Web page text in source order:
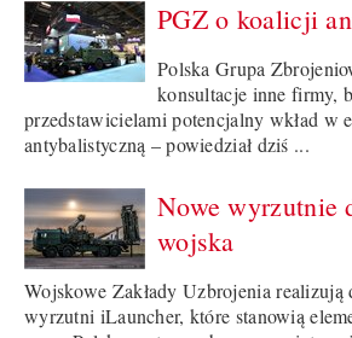
PGZ o koalicji
Polska Grupa
konsultacje inne firmy,
przedstawicielami potencjalny wkład w
antybalistyczną – powiedział dziś ...
Nowe wyrzutnie
wojska
Wojskowe Zakłady Uzbrojenia
wyrzutni iLauncher, które stanowią